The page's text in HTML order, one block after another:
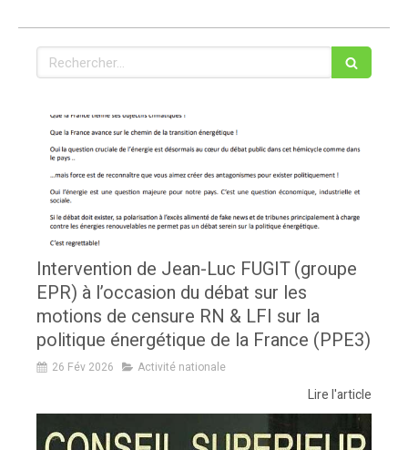
Rechercher
Intervention de Jean-Luc FUGIT (groupe
EPR) à l’occasion du débat sur les
motions de censure RN & LFI sur la
politique énergétique de la France (PPE3)
26 Fév 2026 Activité nationale
Lire l'article